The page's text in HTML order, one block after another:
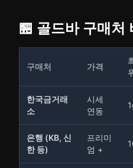
🏪 골드바 구매처
구매처 가격
한국금거래
소
시세
연동
은행 (KB, 신
한 등)
프리미
엄 +